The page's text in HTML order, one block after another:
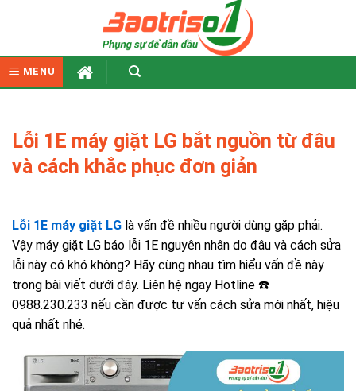
MENU
Lỗi 1E máy giặt LG bắt nguồn từ đâu
và cách khắc phục đơn giản
Lỗi 1E máy giặt LG là vấn đề nhiều người dùng gặp phải.
Vậy máy giặt LG báo lỗi 1E nguyên nhân do đâu và cách sửa
lỗi này có khó không? Hãy cùng nhau tìm hiểu vấn đề này
trong bài viết dưới đây. Liên hệ ngay Hotline ☎️
0988.230.233 nếu cần được tư vấn cách sửa mới nhất, hiệu
quả nhất nhé.